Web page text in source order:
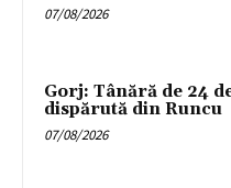
07/08/2026
Gorj: Tânără de 24
dispărută din Runcu
07/08/2026